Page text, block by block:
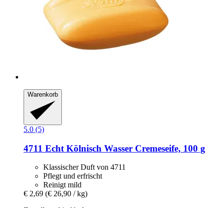
Warenkorb
5.0 (5)
4711 Echt Kölnisch Wasser Cremeseife, 100 g
Klassischer Duft von 4711
Pflegt und erfrischt
Reinigt mild
€ 2,69 (€ 26,90 / kg)